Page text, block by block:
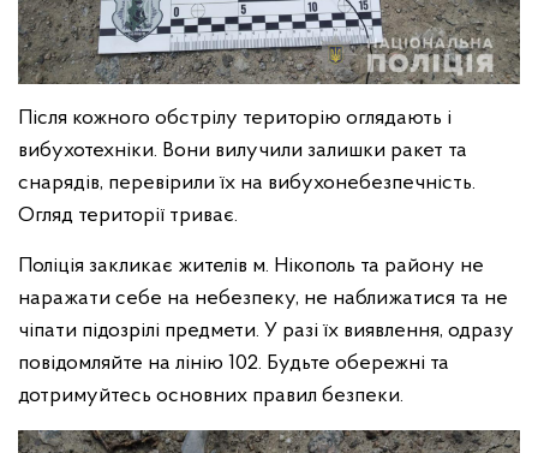
Після кожного обстрілу територію оглядають і
вибухотехніки. Вони вилучили залишки ракет та
снарядів, перевірили їх на вибухонебезпечність.
Огляд території триває.
Поліція закликає жителів м. Нікополь та району не
наражати себе на небезпеку, не наближатися та не
чіпати підозрілі предмети. У разі їх виявлення, одразу
повідомляйте на лінію 102. Будьте обережні та
дотримуйтесь основних правил безпеки.